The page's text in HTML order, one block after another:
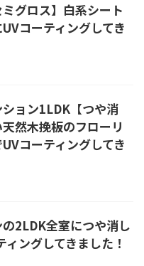
グロス】白系シート
コーティングしてき
ョン1LDK【つや消
然木挽板のフローリ
コーティングしてき
2LDK全室につや消し
ングしてきました！